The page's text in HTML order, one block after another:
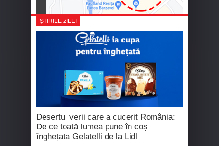
ȘTIRILE ZILEI
Desertul verii care a cucerit România:
De ce toată lumea pune în coș
înghețata Gelatelli de la Lidl